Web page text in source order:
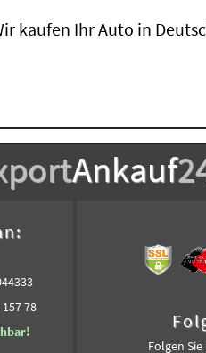
kaufen Ihr Auto in
Ankauf
78
Folgen